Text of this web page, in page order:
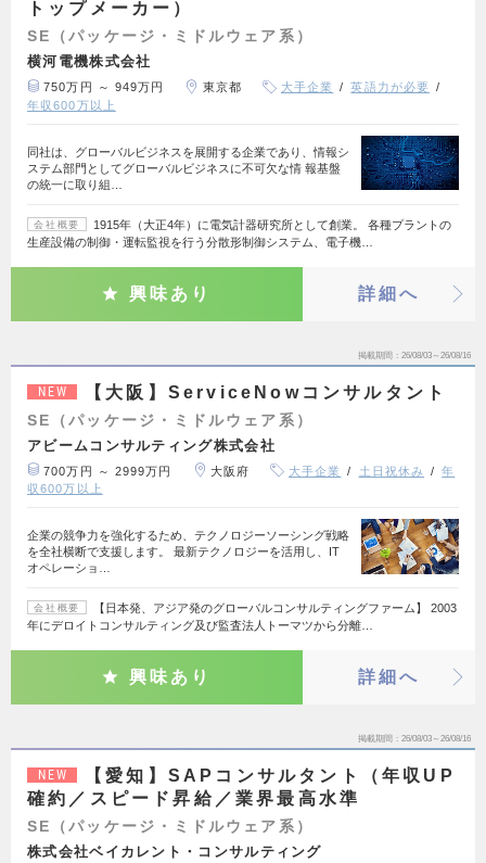
トップメーカー）
SE（パッケージ・ミドルウェア系）
横河電機株式会社
750万円 ～ 949万円 東京都 大手企業
英語力が必要
年収600万以上
同社は、グローバルビジネスを展開する企業であり、情報シ
ステム部門としてグローバルビジネスに不可欠な情 報基盤
の統一に取り組…
会社概要
1915年（大正4年）に電気計器研究所として創業。 各種プラントの
生産設備の制御・運転監視を行う分散形制御システム、電子機…
興味あり 詳細へ
掲載期間 26/08/03～26/08/16
NEW 【大阪】ServiceNowコンサルタント
SE（パッケージ・ミドルウェア系）
アビームコンサルティング株式会社
700万円 ～ 2999万円 大阪府 大手企業 土日祝休み
年
収600万以上
企業の競争力を強化するため、テクノロジーソーシング戦略
を全社横断で支援します。 最新テクノロジーを活用し、IT
オペレーショ…
会社概要
【日本発、アジア発のグローバルコンサルティングファーム】 2003
年にデロイトコンサルティング及び監査法人トーマツから分離…
興味あり 詳細へ
掲載期間 26/08/03～26/08/16
NEW
【愛知】SAPコンサルタント（年収UP
確約／スピード昇給／業界最高水準
SE（パッケージ・ミドルウェア系）
株式会社ベイカレント・コンサルティング